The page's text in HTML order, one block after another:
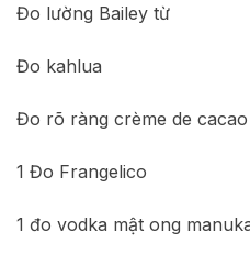
Đo lường Bailey từ
Đo kahlua
Đo rõ ràng crème de cacao
1 Đo Frangelico
1 đo vodka mật ong